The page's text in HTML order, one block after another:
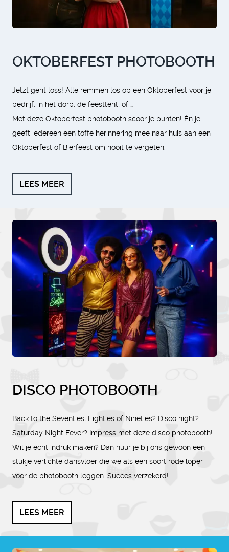
OKTOBERFEST PHOTOBOOTH
Jetzt geht loss! Alle remmen los op een Oktoberfest voor je
bedrijf, in het dorp, de feesttent, of …
Met deze Oktoberfest photobooth scoor je punten! Én je
geeft iedereen een toffe herinnering mee naar huis aan een
Oktoberfest of Bierfeest om nooit te vergeten.
LEES MEER
DISCO PHOTOBOOTH
Back to the Seventies, Eighties of Nineties? Disco night?
Saturday Night Fever? Impress met deze disco photobooth!
Wil je écht indruk maken? Dan huur je bij ons gewoon een
stukje verlichte dansvloer die we als een soort rode loper
voor de photobooth leggen. Succes verzekerd!
LEES MEER